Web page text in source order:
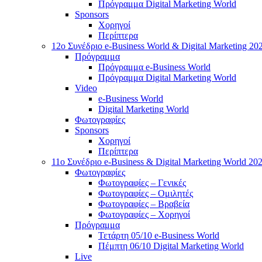
Πρόγραμμα Digital Marketing World
Sponsors
Χορηγοί
Περίπτερα
12o Συνέδριο e-Business World & Digital Marketing
Πρόγραμμα
Πρόγραμμα e-Business World
Πρόγραμμα Digital Marketing World
Video
e-Business World
Digital Marketing World
Φωτογραφίες
Sponsors
Χορηγοί
Περίπτερα
11ο Συνέδριο e-Business & Digital Marketing World
Φωτογραφίες
Φωτογραφίες – Γενικές
Φωτογραφίες – Ομιλητές
Φωτογραφίες – Βραβεία
Φωτογραφίες – Χορηγοί
Πρόγραμμα
Τετάρτη 05/10 e-Business World
Πέμπτη 06/10 Digital Marketing World
Live